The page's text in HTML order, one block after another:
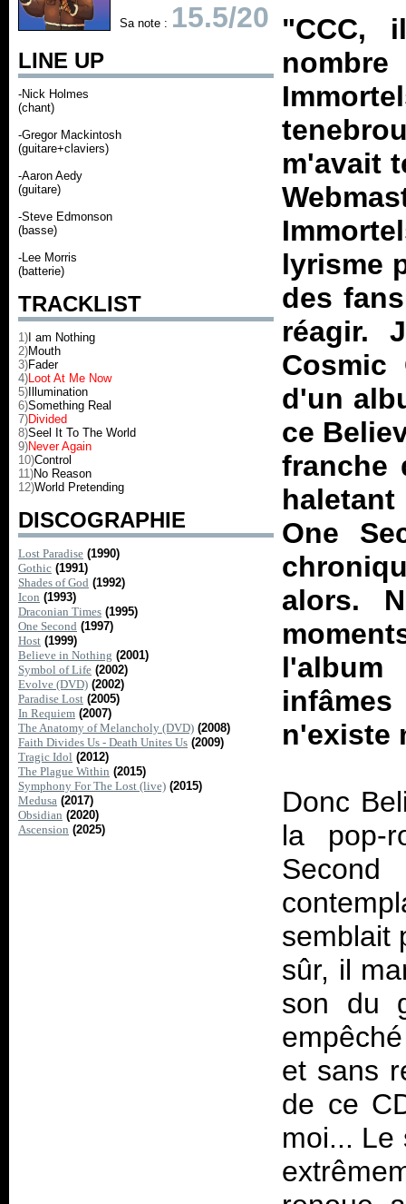
Sa note : 15.5/20
LINE UP
-Nick Holmes
(chant)
-Gregor Mackintosh
(guitare+claviers)
-Aaron Aedy
(guitare)
-Steve Edmonson
(basse)
-Lee Morris
(batterie)
TRACKLIST
1) I am Nothing
2)Mouth
3)Fader
4)Loot At Me Now
5) Illumination
6)Something Real
7)Divided
8)Seel It To The World
9)Never Again
10)Control
11)No Reason
12)World Pretending
DISCOGRAPHIE
Lost Paradise (1990)
Gothic (1991)
Shades of God (1992)
Icon (1993)
Draconian Times (1995)
One Second (1997)
Host (1999)
Believe in Nothing (2001)
Symbol of Life (2002)
Evolve (DVD) (2002)
Paradise Lost (2005)
In Requiem (2007)
The Anatomy of Melancholy (DVD) (2008)
Faith Divides Us - Death Unites Us (2009)
Tragic Idol (2012)
The Plague Within (2015)
Symphony For The Lost (live) (2015)
Medusa (2017)
Obsidian (2020)
Ascension (2025)
"CCC,
m'avait
lyrisme
des
réagir.
Cosmic
d'un
ce
franche
One
alors.
n'existe
Donc
la pop-
Second
semblait
sûr, il
son du
et sans
de ce
moi...